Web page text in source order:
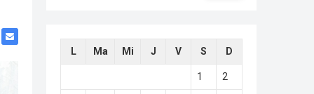
L Ma Mi J V S D
1 2